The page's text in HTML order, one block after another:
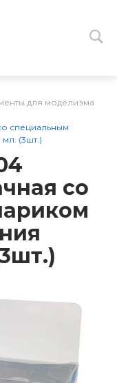
для моделизма
специальным
(3шт.)
со